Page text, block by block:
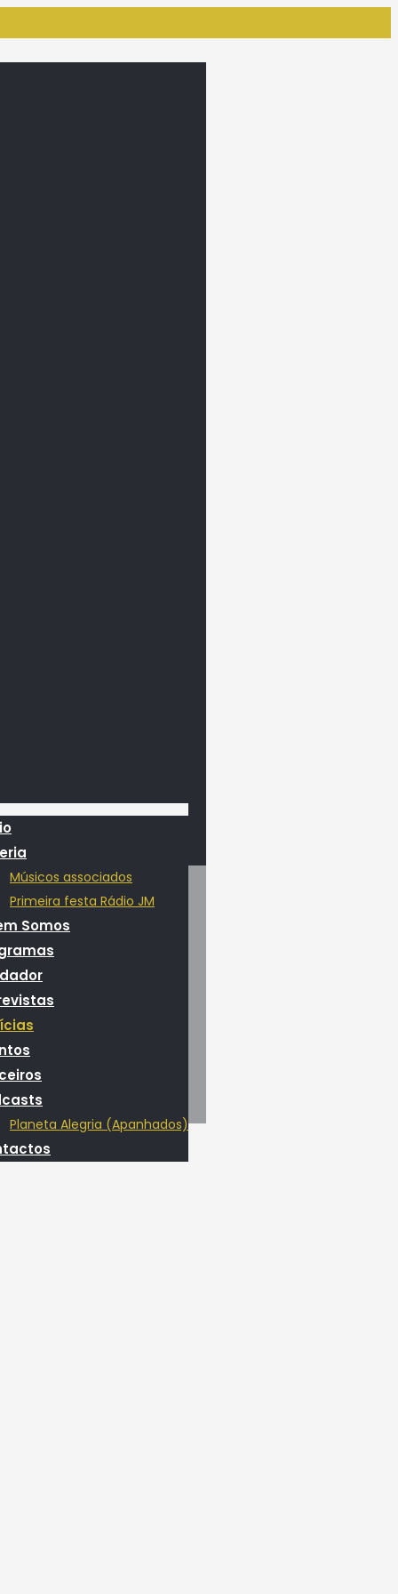
Músicos associados
Primeira festa Rádio JM
Somos
Planeta Alegria (Apanhados)